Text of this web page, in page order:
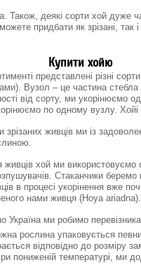
Також, деякі сорти хой дуже
придбати як зрізані, так
Купити хойю
представлені різні
Вузол – це частина
від сорту, ми укорінюємо
по одному вузлу. Хойі
зрізаних живців ми із
живців хой ми
Стаканчики
в процесі укорінення вже
нами живця (Hoya ariadna).
Україна ми робимо
рослина упаковується
відповідно до розміру
пониженій температурі, ми